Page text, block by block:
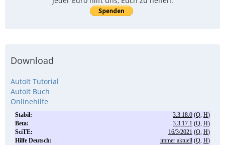
Download
AutoIt Tutorial
AutoIt Buch
Onlinehilfe